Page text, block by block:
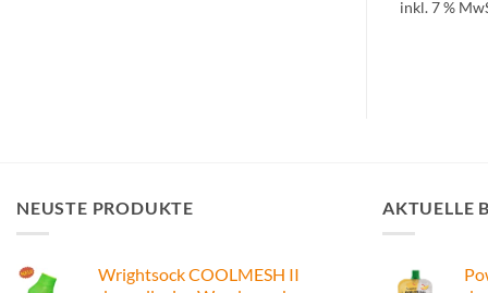
inkl. 7 %
NEUSTE PRODUKTE
Wrightsock COOLMESH II
AKTUELLE